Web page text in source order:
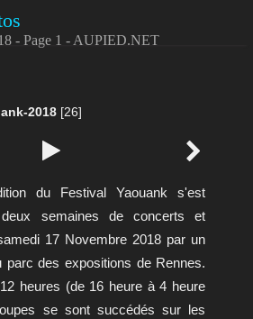
- Page 1 - AUPIED.NET
2018 [26]
 
du Festival Yaouank s'est
semaines de concerts et
17 Novembre 2018 par un
parc des expositions de Rennes.
heures (de 16 heure à 4 heure
se sont succédés sur les